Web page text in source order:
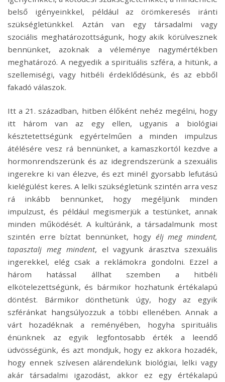
belső igényeinkkel, például az örömkeresés iránti
szükségletünkkel. Aztán van egy társadalmi vagy
szociális meghatározottságunk, hogy akik körülvesznek
bennünket, azoknak a véleménye nagymértékben
meghatározó. A negyedik a spirituális szféra, a hitünk, a
szellemiségi, vagy hitbéli érdeklődésünk, és az ebből
fakadó válaszok.
Itt a 21. században, hitben élőként nehéz megélni, hogy
itt három van az egy ellen, ugyanis a biológiai
késztetettségünk egyértelműen a minden impulzus
átélésére vesz rá bennünket, a kamaszkortól kezdve a
hormonrendszerünk és az idegrendszerünk a szexuális
ingerekre ki van élezve, és ezt minél gyorsabb lefutású
kielégülést keres. A lelki szükségletünk szintén arra vesz
rá inkább bennünket, hogy megéljünk minden
impulzust, és például megismerjük a testünket, annak
minden működését. A kultúránk, a társadalmunk most
szintén erre bíztat bennünket, hogy élj meg mindent,
tapasztalj meg mindent, el vagyunk árasztva szexuális
ingerekkel, elég csak a reklámokra gondolni. Ezzel a
három hatással állhat szemben a hitbéli
elkötelezettségünk, és bármikor hozhatunk értékalapú
döntést. Bármikor dönthetünk úgy, hogy az egyik
szféránkat hangsúlyozzuk a többi ellenében. Annak a
várt hozadéknak a reményében, hogyha spirituális
énünknek az egyik legfontosabb érték a leendő
üdvösségünk, és azt mondjuk, hogy ez akkora hozadék,
hogy ennek szívesen alárendelünk biológiai, lelki vagy
akár társadalmi igazodást, akkor ez egy értékalapú